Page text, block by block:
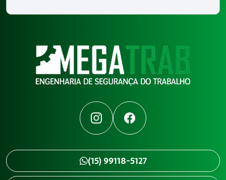
InstagramFacebook
(15) 99118-5127